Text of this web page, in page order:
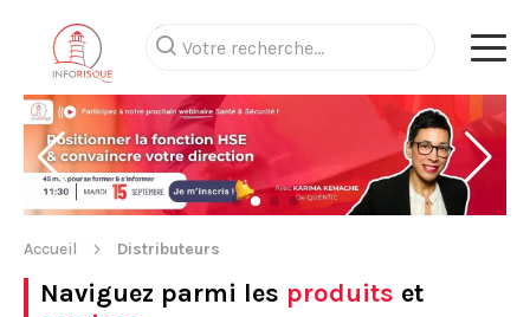
Accueil Distributeurs
Naviguez parmi les produits et